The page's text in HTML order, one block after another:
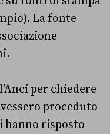
La fonte
per chiedere
proceduto
hanno risposto